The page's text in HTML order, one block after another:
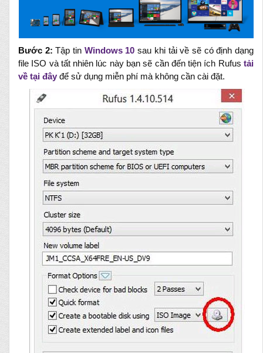
Bước 2: Tập tin Windows 10 sau khi tải về sẽ có định dạng
file ISO và tất nhiên lúc này bạn sẽ cần đến tiện ích Rufus tải
về tại đây để sử dụng miễn phí mà không cần cài đặt.